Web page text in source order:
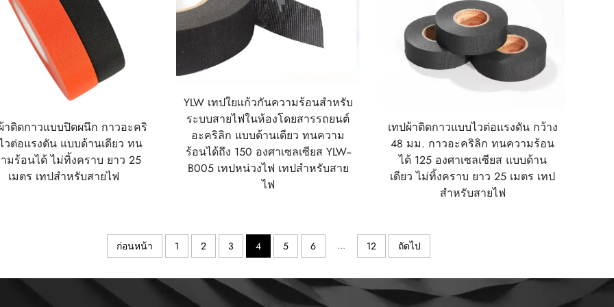
าติดกาวแบบปิดผนึก กาวอะคริ
วต่อแรงดัน แบบด้านเดียว ทน
มร้อนได้ ไม่ทิ้งคราบ ยาว 25
เมตร เทปสำหรับสายไฟ
YLW เทปใยแก้วกันความร้อนสำหรับ
ระบบสายไฟในห้องโดยสารรถยนต์
อะคริลิก แบบด้านเดียว ทนความ
ร้อนได้ถึง 150 องศาเซลเซียส YLW--
B005 เทปหน่วงไฟ เทปสำหรับสาย
ไฟ
เทปผ้าติดกาวแบบไวต่อแรงดัน กว้าง
48 มม. กาวอะคริลิก ทนความร้อน
ได้ 125 องศาเซลเซียส แบบด้าน
เดียว ไม่ทิ้งคราบ ยาว 25 เมตร เทป
สำหรับสายไฟ
ก่อนหน้า 1 2 3 4 5 6 ... 12 ถัดไป